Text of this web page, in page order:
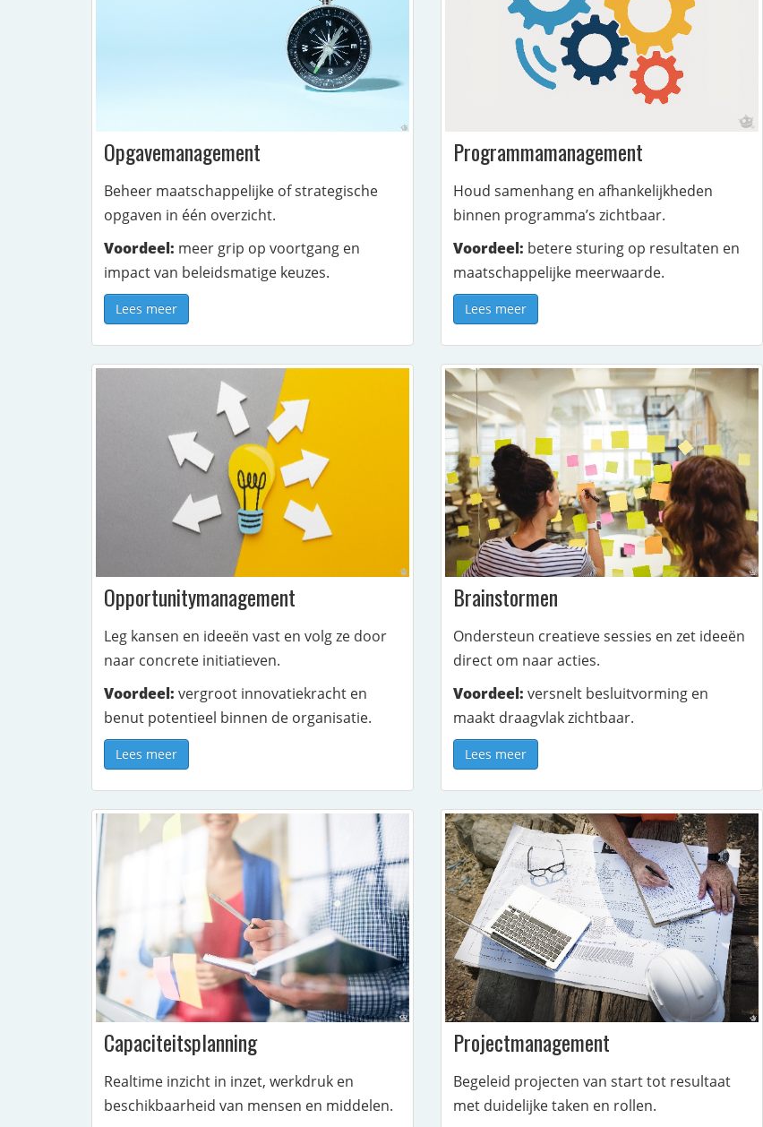
Opgavemanagement
Beheer maatschappelijke of strategische
opgaven in één overzicht.
Voordeel: meer grip op voortgang en
impact van beleidsmatige keuzes.
Lees meer
Programmamanagement
Houd samenhang en afhankelijkheden
binnen programma’s zichtbaar.
Voordeel: betere sturing op resultaten en
maatschappelijke meerwaarde.
Lees meer
Opportunitymanagement
Leg kansen en ideeën vast en volg ze door
naar concrete initiatieven.
Voordeel: vergroot innovatiekracht en
benut potentieel binnen de organisatie.
Lees meer
Brainstormen
Ondersteun creatieve sessies en zet ideeën
direct om naar acties.
Voordeel: versnelt besluitvorming en
maakt draagvlak zichtbaar.
Lees meer
Capaciteitsplanning
Realtime inzicht in inzet, werkdruk en
beschikbaarheid van mensen en middelen.
Projectmanagement
Begeleid projecten van start tot resultaat
met duidelijke taken en rollen.